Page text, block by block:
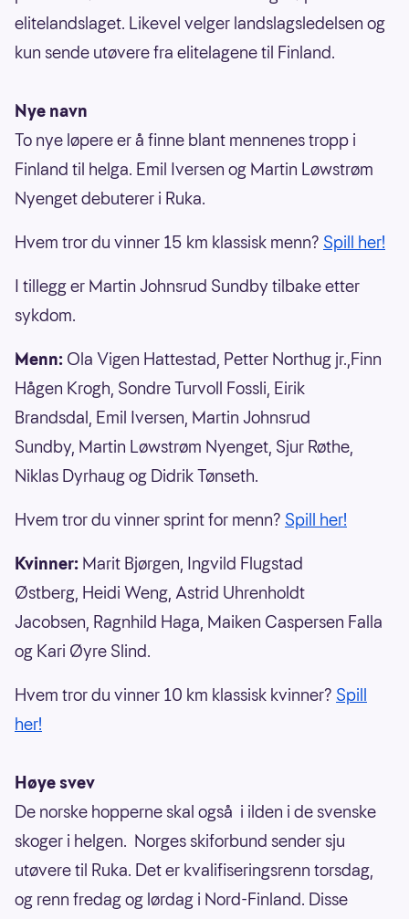
elitelandslaget. Likevel velger landslagsledelsen og
kun sende utøvere fra elitelagene til Finland.
Nye navn
To nye løpere er å finne blant mennenes tropp i
Finland til helga. Emil Iversen og Martin Løwstrøm
Nyenget debuterer i Ruka.
Hvem tror du vinner 15 km klassisk menn? Spill her!
I tillegg er Martin Johnsrud Sundby tilbake etter
sykdom.
Menn: Ola Vigen Hattestad, Petter Northug jr.,Finn
Hågen Krogh, Sondre Turvoll Fossli, Eirik
Brandsdal, Emil Iversen, Martin Johnsrud
Sundby, Martin Løwstrøm Nyenget, Sjur Røthe,
Niklas Dyrhaug og Didrik Tønseth.
Hvem tror du vinner sprint for menn? Spill her!
Kvinner: Marit Bjørgen, Ingvild Flugstad
Østberg, Heidi Weng, Astrid Uhrenholdt
Jacobsen, Ragnhild Haga, Maiken Caspersen Falla
og Kari Øyre Slind.
Hvem tror du vinner 10 km klassisk kvinner? Spill
her!
Høye svev
De norske hopperne skal også i ilden i de svenske
skoger i helgen. Norges skiforbund sender sju
utøvere til Ruka. Det er kvalifiseringsrenn torsdag,
og renn fredag og lørdag i Nord-Finland. Disse